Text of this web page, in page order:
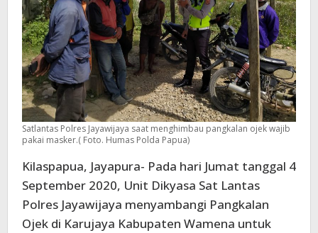
Satlantas Polres Jayawijaya saat menghimbau pangkalan ojek wajib
pakai masker.( Foto. Humas Polda Papua)
Kilaspapua, Jayapura- Pada hari Jumat tanggal 4
September 2020, Unit Dikyasa Sat Lantas
Polres Jayawijaya menyambangi Pangkalan
Ojek di Karujaya Kabupaten Wamena untuk